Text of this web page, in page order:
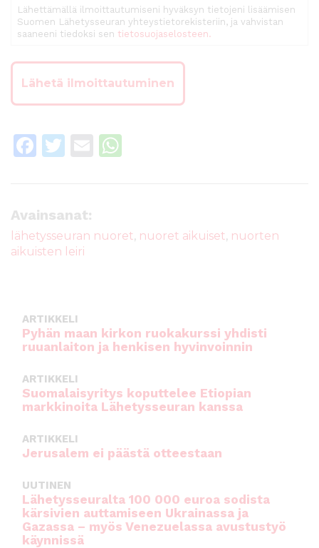
Lähettämällä ilmoittautumiseni hyväksyn tietojeni lisäämisen
Suomen Lähetysseuran yhteystietorekisteriin, ja vahvistan
saaneeni tiedoksi sen tietosuojaselosteen.
F
e
b
o
T
te
r
E
A
Avainsanat:
lähetysseuran nuoret, nuoret aikuiset, nuorten
aikuisten leiri
ARTIKKELI
Pyhän maan kirkon ruokakurssi yhdisti
ruuanlaiton ja henkisen hyvinvoinnin
ARTIKKELI
Suomalaisyritys koputtelee Etiopian
markkinoita Lähetysseuran kanssa
ARTIKKELI
Jerusalem ei päästä otteestaan
UUTINEN
Lähetysseuralta 100 000 euroa sodista
kärsivien auttamiseen Ukrainassa ja
Gazassa – myös Venezuelassa avustustyö
käynnissä